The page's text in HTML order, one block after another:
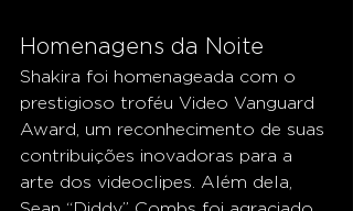
Homenagens da Noite
Shakira foi homenageada com o
prestigioso troféu Video Vanguard
Award, um reconhecimento de suas
contribuições inovadoras para a
arte dos videoclipes. Além dela,